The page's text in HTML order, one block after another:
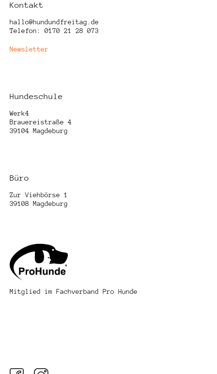
Kontakt
hallo@hundundfreitag.de
Telefon: 0170 21 28 073
Newsletter
Hundeschule
Werk4
Brauereistraße 4
39104 Magdeburg
Büro
Zur Viehbörse 1
39108 Magdeburg
Mitglied im Fachverband Pro Hunde